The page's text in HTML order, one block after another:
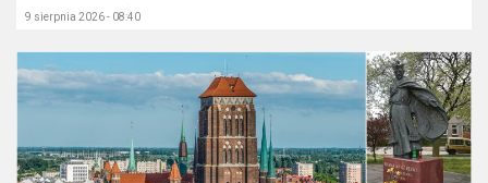
9 sierpnia 2026 - 08:40